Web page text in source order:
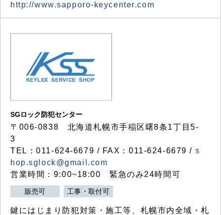
http://www.sapporo-keycenter.com
SGロック防犯センター
〒006-0838 北海道札幌市手稲区曙8条1丁目5-
3
TEL：011-624-6679 / FAX：011-624-6679 / s
hop.sglock@gmail.com
営業時間：9:00~18:00 緊急のみ24時間可
販売可 工事・取付可
鍵にはじまり防犯対策・施工等、札幌市内全域・札